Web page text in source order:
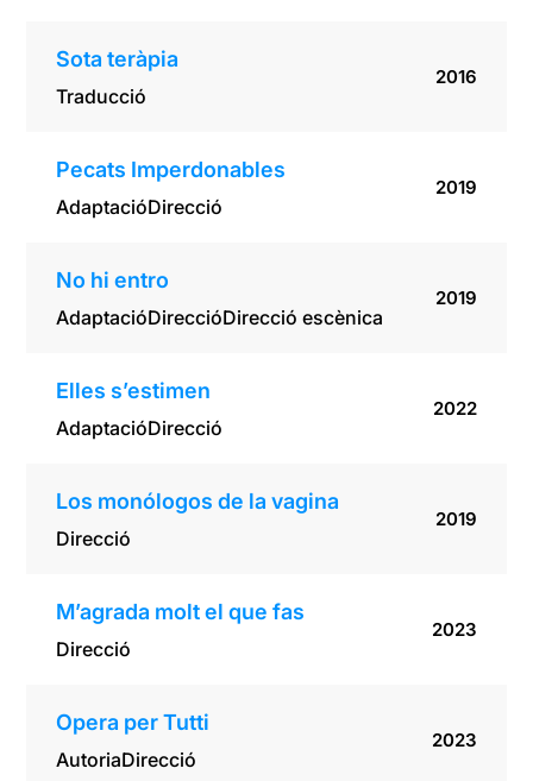
Sota teràpia
Traducció
2016
Pecats Imperdonables
AdaptacióDirecció
2019
No hi entro
AdaptacióDireccióDirecció escènica
2019
Elles s’estimen
AdaptacióDirecció
2022
Los monólogos de la vagina
Direcció
2019
M’agrada molt el que fas
Direcció
2023
Opera per Tutti
AutoriaDirecció
2023